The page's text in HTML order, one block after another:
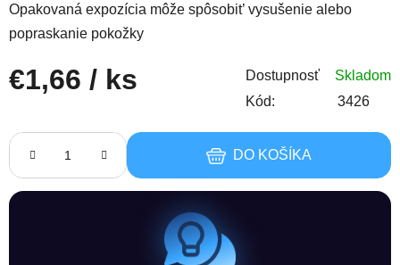
Opakovaná expozícia môže spôsobit’ vysušenie alebo
popraskanie pokožky
€1,66 / ks Dostupnosť
Skladom
Kód:
3426
DO KOŠÍKA